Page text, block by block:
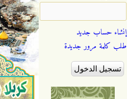
إنشاء حساب جديد
طلب كلمة مرور جديدة